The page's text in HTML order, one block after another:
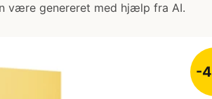
være genereret med hjælp fra AI.
-